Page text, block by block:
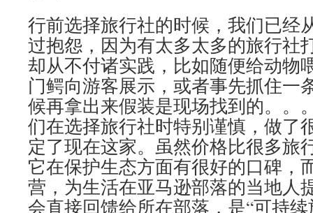
行前选择旅行社的时候，我们已经
过抱怨，因为有太多太多的旅行社
却从不付诸实践，比如随便给动物
门鳄向游客展示，或者事先抓住一
候再拿出来假装是现场找到的。。
们在选择旅行社时特别谨慎，做了
定了现在这家。虽然价格比很多旅
它在保护生态方面有很好的口碑，
营，为生活在亚马逊部落的当地人
会直接回馈给所在部落，是“可持